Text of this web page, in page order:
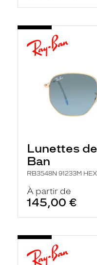
Lunettes
Ban
RB3548N 91233M
À partir de
145,00 €